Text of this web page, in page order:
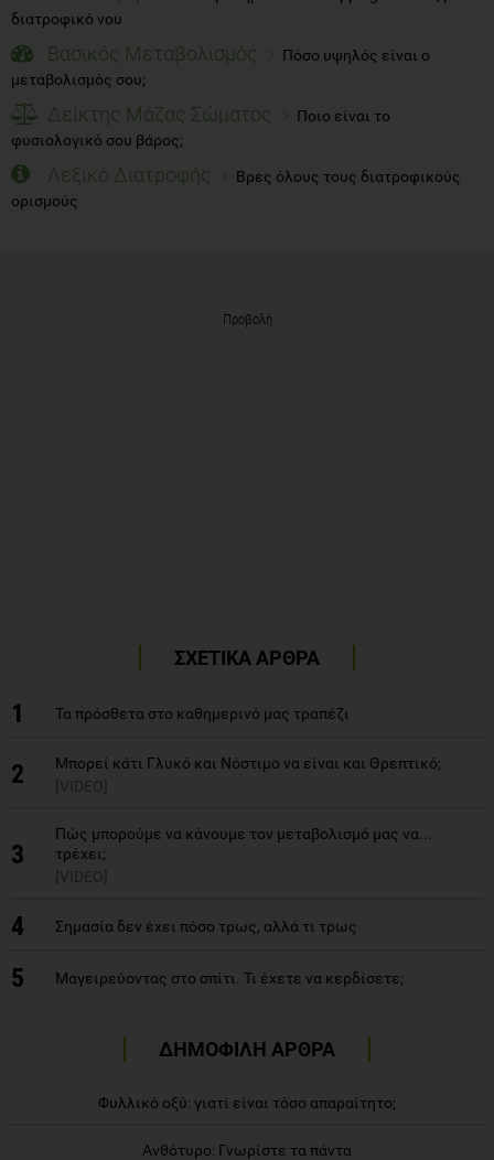
διατροφικό νου
Βασικός Μεταβολισμός
Πόσο υψηλός είναι ο
μεταβολισμός σου;
Δείκτης Μάζας Σώματος
Ποιο είναι το
φυσιολογικό σου βάρος;
Λεξικό Διατροφής
Βρες όλους τους διατροφικούς
ορισμούς
Προβολή
ΣΧΕΤΙΚΑ ΑΡΘΡΑ
1 Τα πρόσθετα στο καθημερινό μας τραπέζι
2
Μπορεί κάτι Γλυκό και Νόστιμο να είναι και Θρεπτικό;
[VIDEO]
3
Πώς μπορούμε να κάνουμε τον μεταβολισμό μας να...
τρέχει;
[VIDEO]
4 Σημασία δεν έχει πόσο τρως, αλλά τι τρως
5 Μαγειρεύοντας στο σπίτι. Τι έχετε να κερδίσετε;
ΔΗΜΟΦΙΛΗ ΑΡΘΡΑ
Φυλλικό οξύ: γιατί είναι τόσο απαραίτητο;
Ανθότυρο: Γνωρίστε τα πάντα